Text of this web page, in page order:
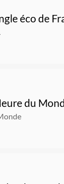
éco de
du